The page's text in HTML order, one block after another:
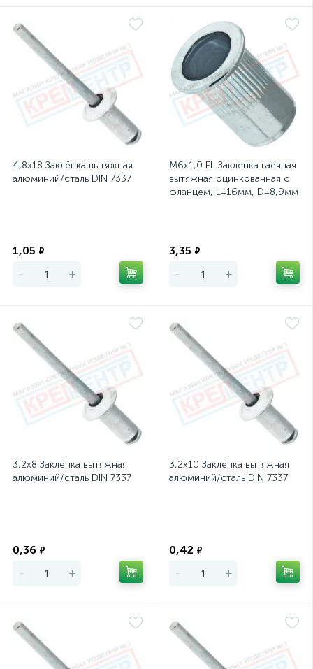
4,8х18 Заклёпка вытяжная
алюминий/сталь DIN 7337
1,05 ₽
- +
М6х1,0 FL Заклепка гаечная
вытяжная оцинкованная с
фланцем, L=16мм, D=8,9мм
3,35 ₽
- +
3,2х8 Заклёпка вытяжная
алюминий/сталь DIN 7337
0,36 ₽
- +
3,2х10 Заклёпка вытяжная
алюминий/сталь DIN 7337
0,42 ₽
- +